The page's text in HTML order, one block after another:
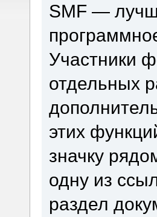
SMF —
Участники
отдельных
этих
значку
одну из
раздел